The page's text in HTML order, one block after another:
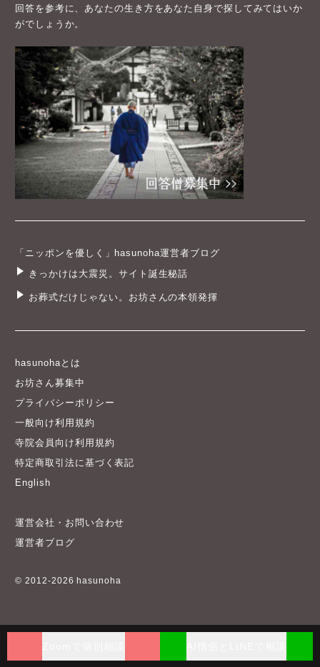
回答を参考に、あなたの生き方をあなた自身で探してみてはいか
がでしょうか。
「ニッポンを優しく」hasunoha運営者ブログ
きっかけは大震災。サイト誕生秘話
お葬式だけじゃない。お坊さんの本領発揮
hasunohaとは
お坊さん募集中
プライバシーポリシー
一般向け利用規約
寺院会員向け利用規約
特定商取引法に基づく表記
English
運営会社・お問い合わせ
運営者ブログ
© 2012-2026 hasunoha